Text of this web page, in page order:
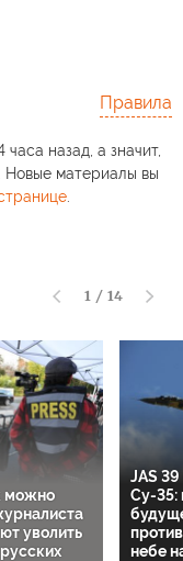
Правила
назад, а значит,
Новые материалы вы
.
1 / 14
можно
уволить
JAS
Су-35:
небе